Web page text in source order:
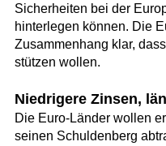
Sicherheiten bei der
hinterlegen können. Die
Zusammenhang klar,
stützen wollen.
Niedrigere Zinsen,
Die Euro-Länder wollen
seinen Schuldenberg